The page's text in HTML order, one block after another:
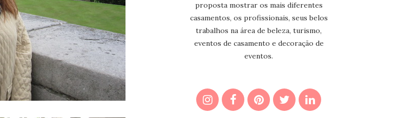
proposta mostrar os mais diferentes
casamentos, os profissionais, seus belos
trabalhos na área de beleza, turismo,
eventos de casamento e decoração de
eventos.